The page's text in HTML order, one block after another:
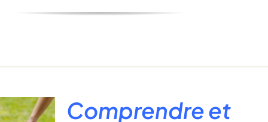
Comprendre et